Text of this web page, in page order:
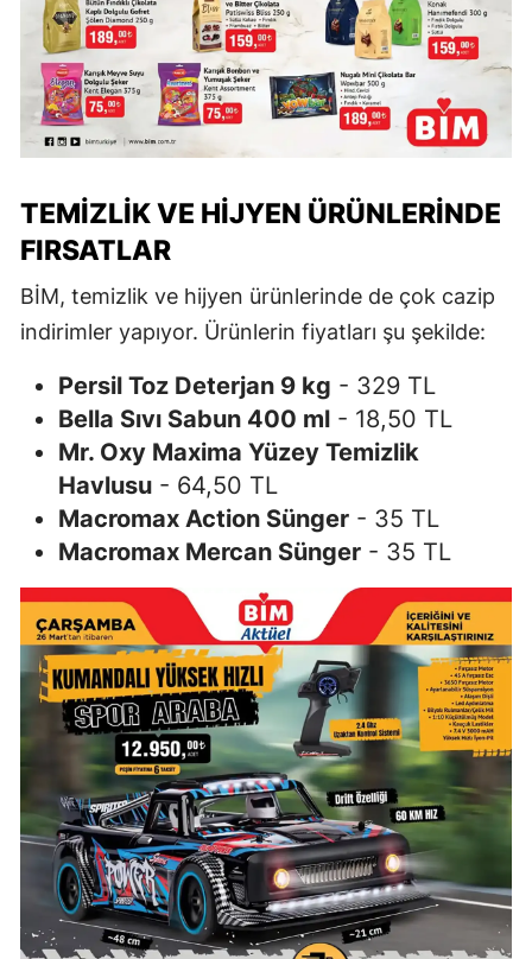
TEMIZLIK VE HIJYEN ÜRÜNLERINDE
FIRSATLAR
BİM, temizlik ve hijyen ürünlerinde de çok cazip
indirimler yapıyor. Ürünlerin fiyatları şu şekilde:
Persil Toz Deterjan 9 kg - 329 TL
Bella Sıvı Sabun 400 ml - 18,50 TL
Mr. Oxy Maxima Yüzey Temizlik
Havlusu - 64,50 TL
Macromax Action Sünger - 35 TL
Macromax Mercan Sünger - 35 TL